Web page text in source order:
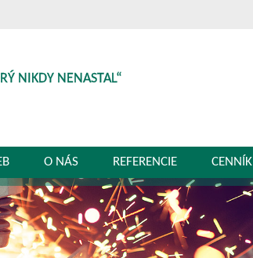
NIKDY NENASTAL“
O NÁS REFERENCIE CENNÍK